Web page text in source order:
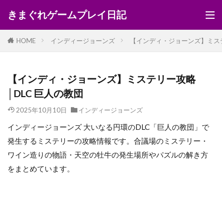
きまぐれゲームプレイ日記
HOME インディージョーンズ 【インディ・ジョーンズ】ミ
【インディ・ジョーンズ】ミステリー攻略
│DLC 巨人の教団
2025年10月10日 インディージョーンズ
インディージョーンズ 大いなる円環のDLC「巨人の教団」で
発生するミステリーの攻略情報です。合議場のミステリー・
ワイン造りの物語・天空の牡牛の発生場所やパズルの解き方
をまとめています。